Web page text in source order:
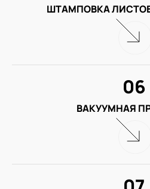
ШТАМПОВКА
ВАКУУМНАЯ
06